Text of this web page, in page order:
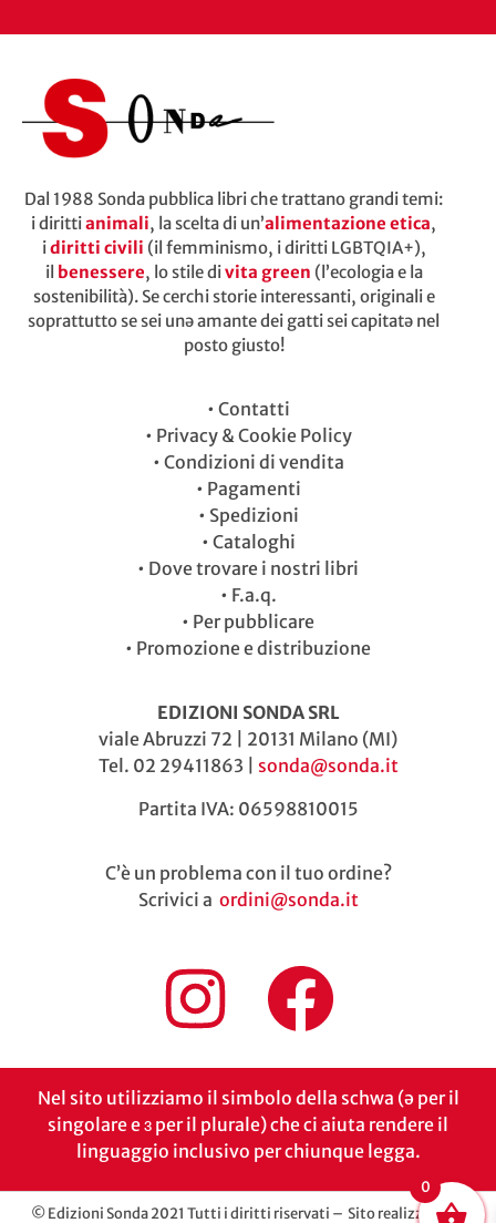
Dal 1988 Sonda pubblica libri che trattano grandi temi:
i dirittianimali, la scelta di un’alimentazione etica,
idiritti civili (il femminismo, i diritti LGBTQIA+),
il benessere, lo stile divita green (l’ecologia e la
sostenibilità). Se cerchi storie interessanti, originali e
soprattutto se sei unə amante dei gatti sei capitatə nel
posto giusto!
• Contatti
• Privacy & Cookie Policy
• Condizioni di vendita
• Pagamenti
• Spedizioni
• Cataloghi
• Dove trovare i nostri libri
• F.a.q.
• Per pubblicare
• Promozione e distribuzione
EDIZIONI SONDA SRL
viale Abruzzi 72 | 20131 Milano (MI)
Tel. 02 29411863 | sonda@sonda.it
Partita IVA: 06598810015
C’è un problema con il tuo ordine?
Scrivici a ordini@sonda.it
Nel sito utilizziamo il simbolo della schwa (ə per il
singolare e ɜ per il plurale) che ci aiuta rendere il
linguaggio inclusivo per chiunque legga.
© Edizioni Sonda 2021 Tutti i diritti riservati – Sito realizzato da
0